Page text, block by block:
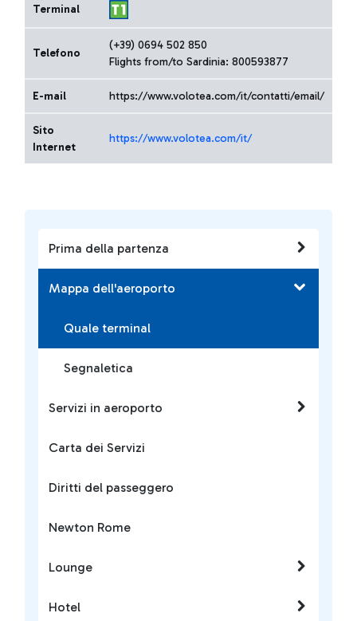
Prima della partenza
Mappa dell'aeroporto
Quale terminal
Segnaletica
Servizi in aeroporto
Carta dei Servizi
Diritti del passeggero
Newton Rome
Lounge
Hotel
Terminal
Telefono
(+39) 0694 502 850
Flights from/to Sardinia: 800593877
E-mail https://www.volotea.com/it/contatti/email/
Sito
Internet
https://www.volotea.com/it/